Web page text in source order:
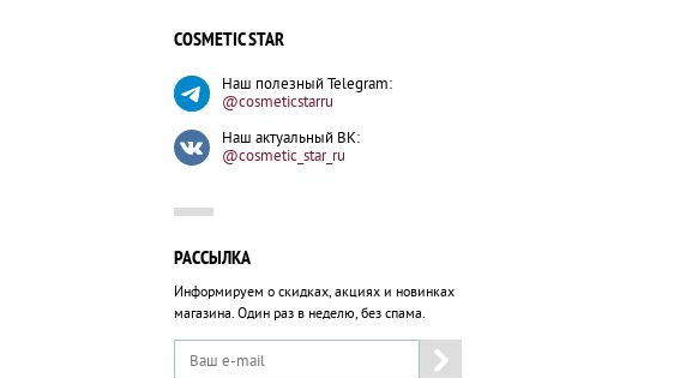
COSMETIC STAR
Наш полезный Telegram:
@cosmeticstarru
Наш актуальный ВК:
@cosmetic_star_ru
РАССЫЛКА
Информируем о скидках, акциях и новинках
магазина. Один раз в неделю, без спама.